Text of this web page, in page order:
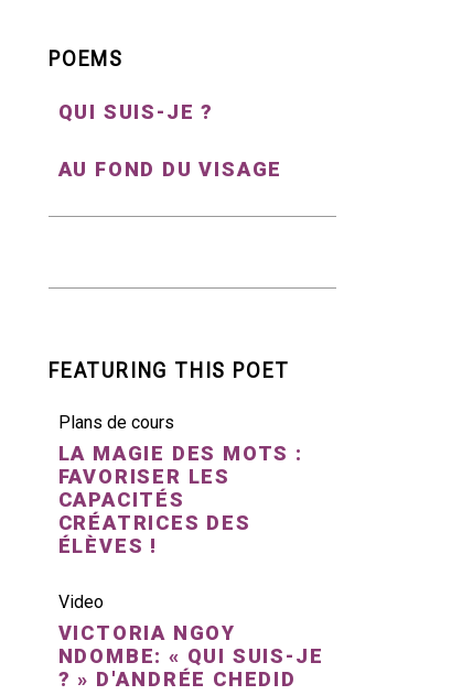
POEMS
QUI SUIS-JE ?
AU FOND DU VISAGE
FEATURING THIS POET
Plans de cours
LA MAGIE DES MOTS :
FAVORISER LES
CAPACITÉS
CRÉATRICES DES
ÉLÈVES !
Video
VICTORIA NGOY
NDOMBE: « QUI SUIS-JE
? » D'ANDRÉE CHEDID